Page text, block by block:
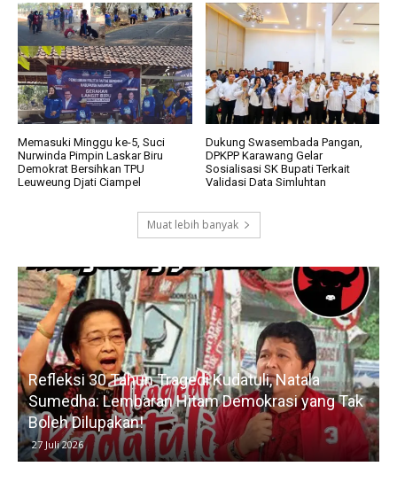
Memasuki Minggu ke-5, Suci
Nurwinda Pimpin Laskar Biru
Demokrat Bersihkan TPU
Leuweung Djati Ciampel
Dukung Swasembada Pangan,
DPKPP Karawang Gelar
Sosialisasi SK Bupati Terkait
Validasi Data Simluhtan
Muat lebih banyak
Refleksi 30 Tahun Tragedi Kudatuli, Natala
Sumedha: Lembaran Hitam Demokrasi yang Tak
Boleh Dilupakan!
27 Juli 2026